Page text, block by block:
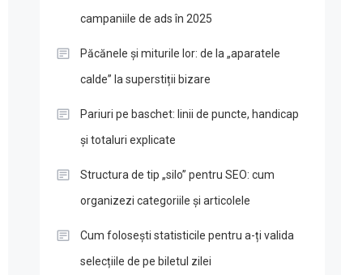
campaniile de ads în 2025
Păcănele și miturile lor: de la „aparatele
calde” la superstiții bizare
Pariuri pe baschet: linii de puncte, handicap
și totaluri explicate
Structura de tip „silo” pentru SEO: cum
organizezi categoriile și articolele
Cum folosești statisticile pentru a-ți valida
selecțiile de pe biletul zilei